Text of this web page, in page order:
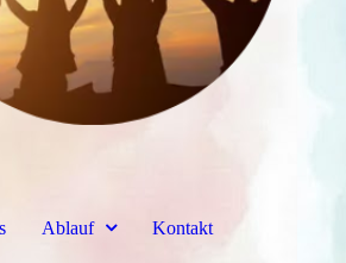
Ablauf Kontakt